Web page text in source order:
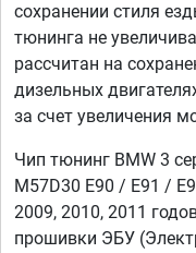
сохранении стиля
тюнинга не
рассчитан на
дизельных
за счет увеличения
Чип тюнинг BMW 3
M57D30 E90 / E91 /
2009, 2010, 2011
прошивки ЭБУ